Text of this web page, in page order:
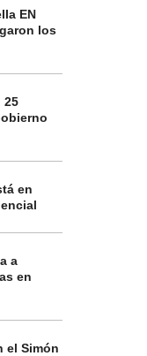
EN
los
25
en
a
en
el Simón